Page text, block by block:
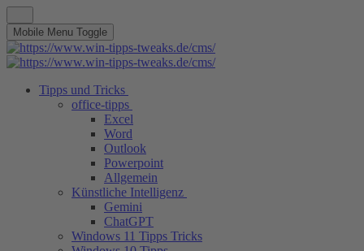
Mobile Menu Toggle
Tipps und Tricks
office-tipps
Excel
Word
Outlook
Powerpoint
Allgemein
Künstliche Intelligenz
Gemini
ChatGPT
Windows 11 Tipps Tricks